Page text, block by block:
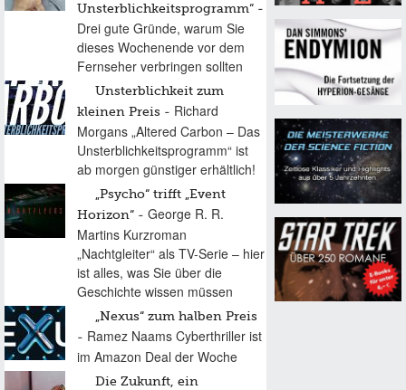
Unsterblichkeitsprogramm“
Drei gute Gründe, warum Sie
dieses Wochenende vor dem
Fernseher verbringen sollten
Unsterblichkeit zum
kleinen Preis
Richard
Morgans „Altered Carbon – Das
Unsterblichkeitsprogramm“ ist
ab morgen günstiger erhältlich!
„Psycho“ trifft „Event
Horizon“
George R. R.
Martins Kurzroman
„Nachtgleiter“ als TV-Serie – hier
ist alles, was Sie über die
Geschichte wissen müssen
„Nexus“ zum halben Preis
Ramez Naams Cyberthriller ist
im Amazon Deal der Woche
Die Zukunft, ein